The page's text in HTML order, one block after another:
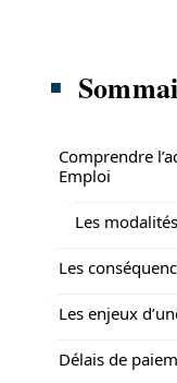
Comprendre
Emploi
Les
Les
Les enjeux
Délais de